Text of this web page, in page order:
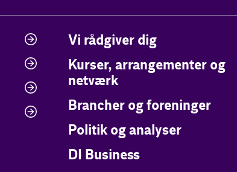
Vi rådgiver dig
Kurser, arrangementer og
netværk
Brancher og foreninger
Politik og analyser
DI Business